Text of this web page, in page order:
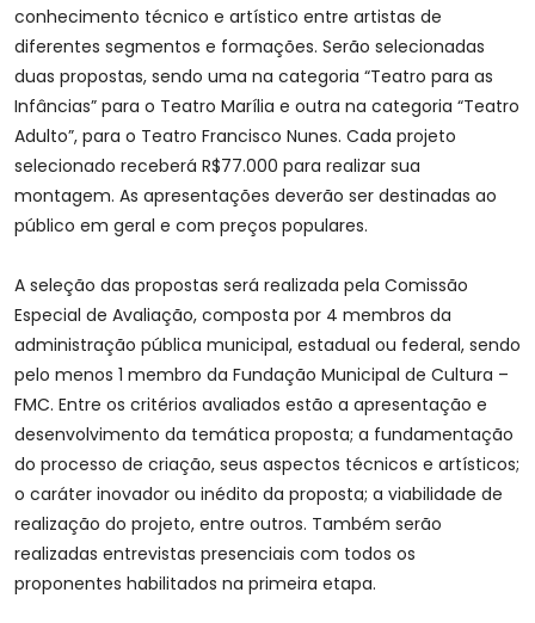
conhecimento técnico e artístico entre artistas de
diferentes segmentos e formações. Serão selecionadas
duas propostas, sendo uma na categoria “Teatro para as
Infâncias” para o Teatro Marília e outra na categoria “Teatro
Adulto”, para o Teatro Francisco Nunes. Cada projeto
selecionado receberá R$77.000 para realizar sua
montagem. As apresentações deverão ser destinadas ao
público em geral e com preços populares.
A seleção das propostas será realizada pela Comissão
Especial de Avaliação, composta por 4 membros da
administração pública municipal, estadual ou federal, sendo
pelo menos 1 membro da Fundação Municipal de Cultura –
FMC. Entre os critérios avaliados estão a apresentação e
desenvolvimento da temática proposta; a fundamentação
do processo de criação, seus aspectos técnicos e artísticos;
o caráter inovador ou inédito da proposta; a viabilidade de
realização do projeto, entre outros. Também serão
realizadas entrevistas presenciais com todos os
proponentes habilitados na primeira etapa.